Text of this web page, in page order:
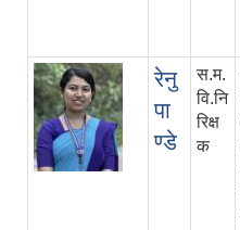
रेनु
पा
ण्डे
स.म.
वि.नि
रिक्ष
क